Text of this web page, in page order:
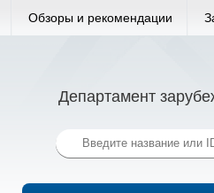
Обзоры и рекомендации
Департамент